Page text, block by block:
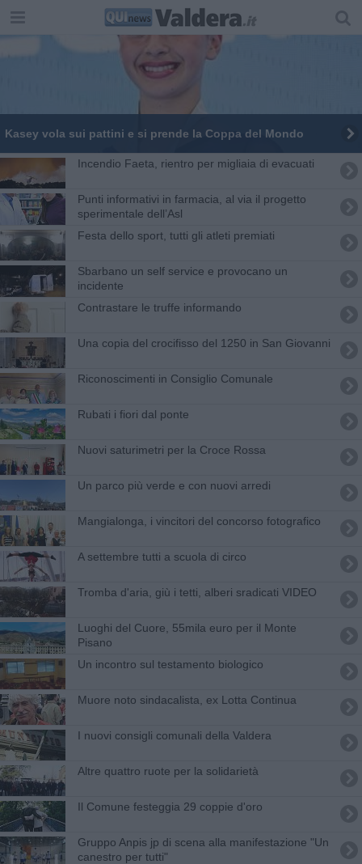
Kasey vola sui pattini e si prende la Coppa del Mondo
Incendio Faeta, rientro per migliaia di evacuati
​Punti informativi in farmacia, al via il progetto
sperimentale dell’Asl
Festa dello sport, tutti gli atleti premiati
​Sbarbano un self service e provocano un
incidente
Contrastare le truffe informando
Una copia del crocifisso del 1250 in San Giovanni
Riconoscimenti in Consiglio Comunale
Rubati i fiori dal ponte
Nuovi saturimetri per la Croce Rossa
Un parco più verde e con nuovi arredi
Mangialonga, i vincitori del concorso fotografico
A settembre tutti a scuola di circo
Tromba d'aria, giù i tetti, alberi sradicati VIDEO
Luoghi del Cuore, 55mila euro per il Monte
Pisano
Un incontro sul testamento biologico
Muore noto sindacalista, ex Lotta Continua
I nuovi consigli comunali della Valdera
Altre quattro ruote per la solidarietà
Il Comune festeggia 29 coppie d'oro
Gruppo Anpis jp di scena alla manifestazione "Un
canestro per tutti"